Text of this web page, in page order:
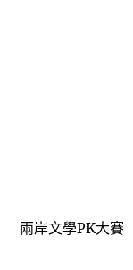
兩岸文學PK大賽